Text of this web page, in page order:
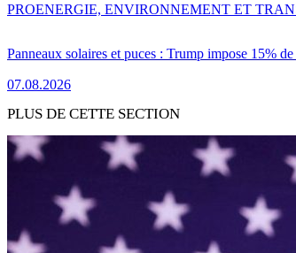
Panneaux solaires et puces : Trump impose 15%
07.08.2026
PROENERGIE, ENVIRONNEMENT ET
PLUS DE CETTE SECTION